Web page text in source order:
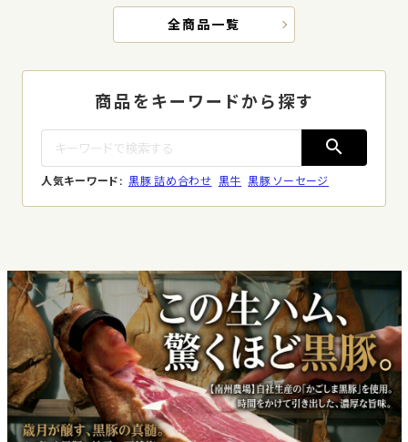
全商品一覧
商品をキーワードから探す
search
人気キーワード: 黒豚 詰め合わせ 黒牛 黒豚 ソーセージ